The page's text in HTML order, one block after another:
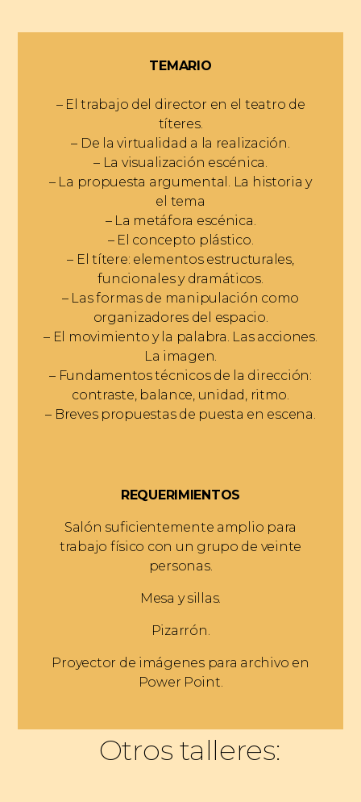
TEMARIO
– El trabajo del director en el teatro de
títeres.
– De la virtualidad a la realización.
– La visualización escénica.
– La propuesta argumental. La historia y
el tema
– La metáfora escénica.
– El concepto plástico.
– El títere: elementos estructurales,
funcionales y dramáticos.
– Las formas de manipulación como
organizadores del espacio.
– El movimiento y la palabra. Las acciones.
La imagen.
– Fundamentos técnicos de la dirección:
contraste, balance, unidad, ritmo.
– Breves propuestas de puesta en escena.
REQUERIMIENTOS
Salón suficientemente amplio para
trabajo físico con un grupo de veinte
personas.
Mesa y sillas.
Pizarrón.
Proyector de imágenes para archivo en
Power Point.
Otros talleres: